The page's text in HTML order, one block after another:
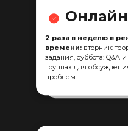
2 раза в неделю в
времени: вторник:
задания, суббота: Q&A
группах для
проблем